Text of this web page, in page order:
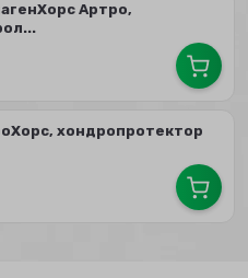
Артро,
хондропротектор